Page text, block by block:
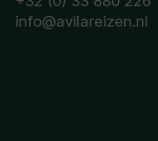
info@avilareizen.nl